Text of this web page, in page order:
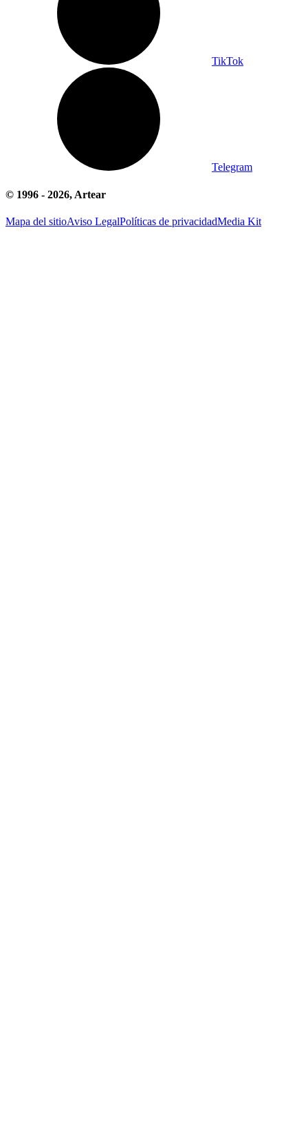
TikTok
Telegram
© 1996 - 2026, Artear
Mapa del sitioAviso LegalPolíticas de privacidadMedia Kit